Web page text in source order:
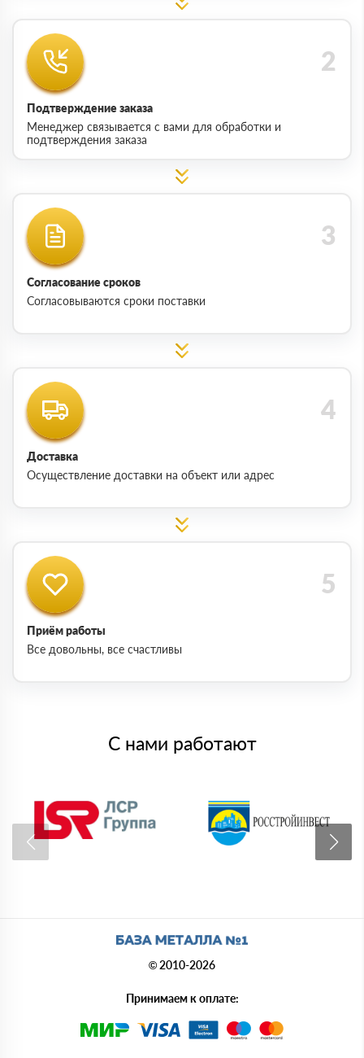
Подтверждение заказа
Менеджер связывается с вами для обработки и
подтверждения заказа
Согласование сроков
Согласовываются сроки поставки
Доставка
Осуществление доставки на объект или адрес
Приём работы
Все довольны, все счастливы
С нами работают
© 2010-2026
Принимаем к оплате: